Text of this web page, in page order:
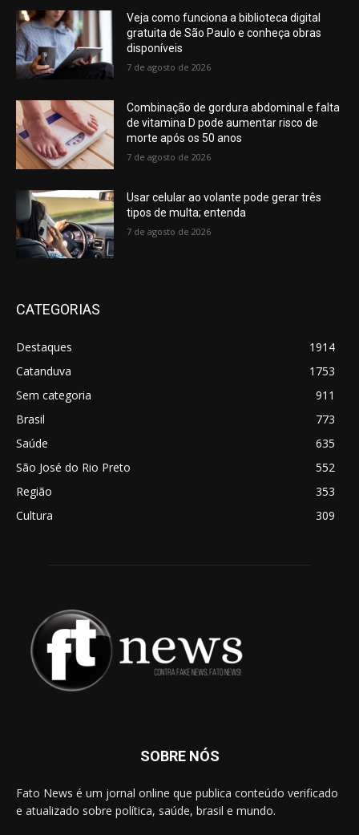
Veja como funciona a biblioteca digital
gratuita de São Paulo e conheça obras
disponíveis
7 de agosto de 2026
Combinação de gordura abdominal e falta
de vitamina D pode aumentar risco de
morte após os 50 anos
7 de agosto de 2026
Usar celular ao volante pode gerar três
tipos de multa; entenda
7 de agosto de 2026
CATEGORIAS
Destaques
1914
Catanduva
1753
Sem categoria
911
Brasil
773
Saúde
635
São José do Rio Preto
552
Região
353
Cultura
309
SOBRE NÓS
Fato News é um jornal online que publica conteúdo verificado
e atualizado sobre política, saúde, brasil e mundo.